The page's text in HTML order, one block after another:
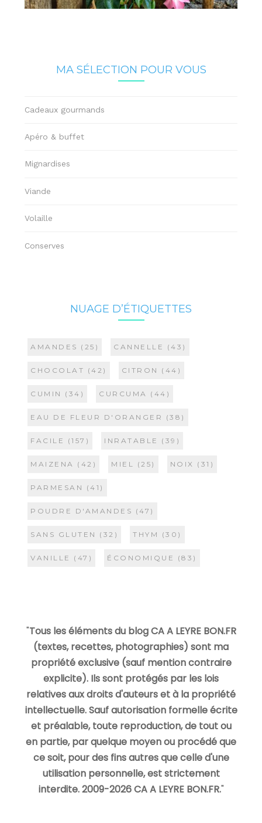
MA SÉLECTION POUR VOUS
Cadeaux gourmands
Apéro & buffet
Mignardises
Viande
Volaille
Conserves
NUAGE D’ÉTIQUETTES
AMANDES (25) CANNELLE (43)
CHOCOLAT (42) CITRON (44)
CUMIN (34) CURCUMA (44)
EAU DE FLEUR D'ORANGER (38)
FACILE (157) INRATABLE (39)
MAIZENA (42) MIEL (25) NOIX (31)
PARMESAN (41)
POUDRE D'AMANDES (47)
SANS GLUTEN (32) THYM (30)
VANILLE (47) ÉCONOMIQUE (83)
"Tous les éléments du blog CA A LEYRE BON.FR
(textes, recettes, photographies) sont ma
propriété exclusive (sauf mention contraire
explicite). Ils sont protégés par les lois
relatives aux droits d'auteurs et à la propriété
intellectuelle. Sauf autorisation formelle écrite
et préalable, toute reproduction, de tout ou
en partie, par quelque moyen ou procédé que
ce soit, pour des fins autres que celle d'une
utilisation personnelle, est strictement
interdite. 2009-2026 CA A LEYRE BON.FR."